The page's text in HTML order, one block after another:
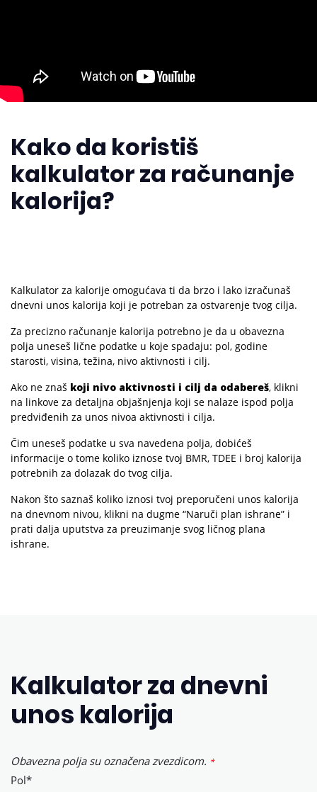
Kako da koristiš
kalkulator za računanje
kalorija?
Kalkulator za kalorije omogućava ti da brzo i lako izračunaš
dnevni unos kalorija koji je potreban za ostvarenje tvog cilja.
Za precizno računanje kalorija potrebno je da u obavezna
polja uneseš lične podatke u koje spadaju: pol, godine
starosti, visina, težina, nivo aktivnosti i cilj.
Ako ne znaš koji nivo aktivnosti i cilj da odabereš, klikni
na linkove za detaljna objašnjenja koji se nalaze ispod polja
predviđenih za unos nivoa aktivnosti i cilja.
Čim uneseš podatke u sva navedena polja, dobićeš
informacije o tome koliko iznose tvoj BMR, TDEE i broj kalorija
potrebnih za dolazak do tvog cilja.
Nakon što saznaš koliko iznosi tvoj preporučeni unos kalorija
na dnevnom nivou, klikni na dugme “Naruči plan ishrane” i
prati dalja uputstva za preuzimanje svog ličnog plana
ishrane.
Kalkulator za dnevni
unos kalorija
Obavezna polja su označena zvezdicom. *
Pol*